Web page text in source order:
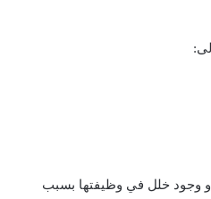
أو وجود خلل في وظيفتها بسبب